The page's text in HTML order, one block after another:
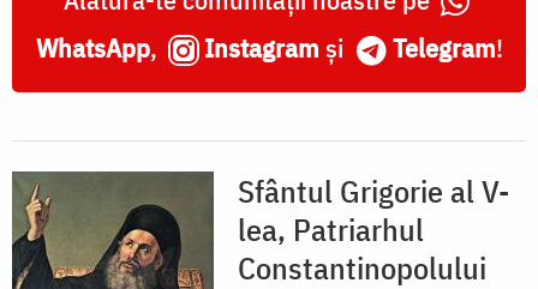
WhatsApp, Instagram și Telegram!
Sfântul Grigorie al V-
lea, Patriarhul
Constantinopolului